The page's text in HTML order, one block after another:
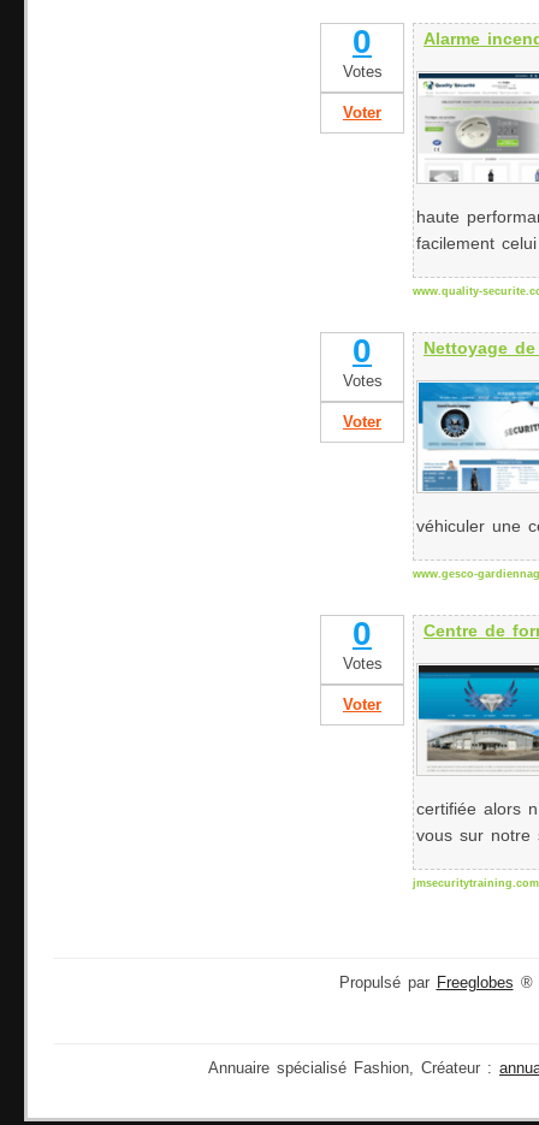
0
Votes
Voter
Alarme
haute
facilement
www.quality-
0
Votes
Voter
Nettoyage
véhiculer une
www.gesco-
0
Votes
Voter
Centre de
certifiée alors
vous sur notre
jmsecuritytraining.com
Propulsé par Freeglobes ®
Annuaire spécialisé Fashion, Créateur :